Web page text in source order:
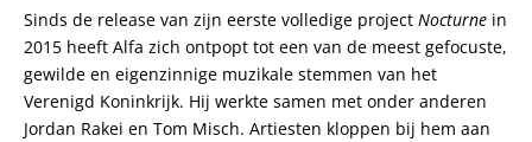
Sinds de release van zijn eerste volledige project Nocturne in
2015 heeft Alfa zich ontpopt tot een van de meest gefocuste,
gewilde en eigenzinnige muzikale stemmen van het
Verenigd Koninkrijk. Hij werkte samen met onder anderen
Jordan Rakei en Tom Misch. Artiesten kloppen bij hem aan